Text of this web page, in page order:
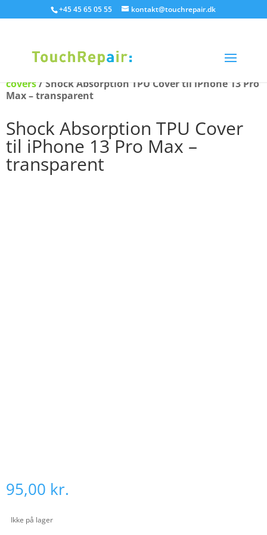
+45 45 65 05 55 kontakt@touchrepair.dk
covers/ Shock Absorption TPU Cover til iPhone 13 Pro
Max – transparent
Shock Absorption TPU Cover
til iPhone 13 Pro Max –
transparent
95,00 kr.
Ikke på lager